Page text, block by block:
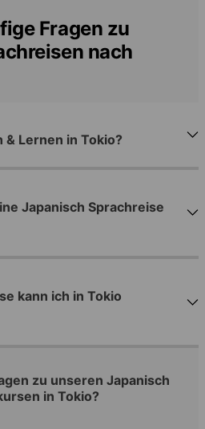
Fragen zu
nach
& Lernen in Tokio?
Japanisch Sprachreise
kann ich in Tokio
zu unseren Japanisch
in Tokio?